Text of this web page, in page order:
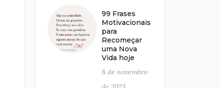
99 Frases
Motivacionais
para
Recomeçar
uma Nova
Vida hoje
8 de novembro